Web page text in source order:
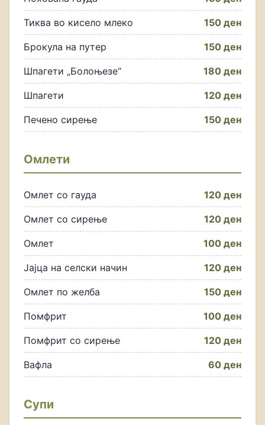
Тиква во кисело млеко 150 ден
Брокула на путер 150 ден
Шпагети „Болоњезе“ 180 ден
Шпагети 120 ден
Печено сирење 150 ден
Омлети
Омлет со гауда 120 ден
Омлет со сирење 120 ден
Омлет 100 ден
Јајца на селски начин 120 ден
Омлет по желба 150 ден
Помфрит 100 ден
Помфрит со сирење 120 ден
Вафла 60 ден
Супи